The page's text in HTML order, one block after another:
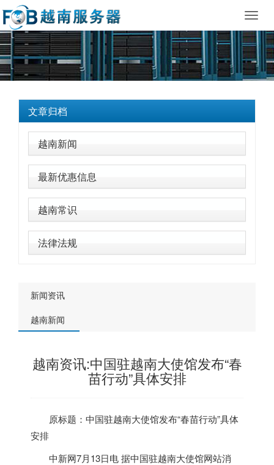
文章归档
越南新闻
最新优惠信息
越南常识
法律法规
新闻资讯
越南新闻
越南资讯:中国驻越南大使馆发布“春
苗行动”具体安排
原标题：中国驻越南大使馆发布“春苗行动”具体
安排
中新网7月13日电 据中国驻越南大使馆网站消